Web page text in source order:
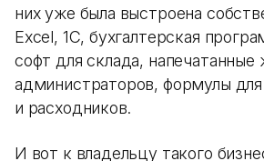
них уже была выстроена
Excel, 1С, бухгалтерская
софт для склада, напечатанные
администраторов, формулы для
и расходников.
И вот к владельцу такого